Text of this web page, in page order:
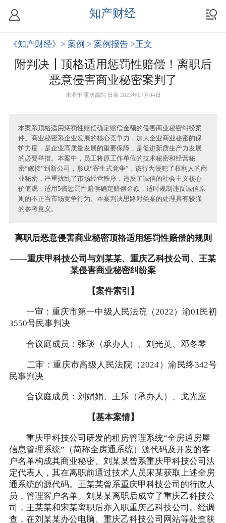
知产财经
《知产财经》 > 案例 > 案例报告 >正文
附判决┃顶格适用惩罚性赔偿！离职后
恶意侵害商业秘密案判了
来源于 重庆高院 日期 2025年07月04日
本案系顶格适用惩罚性赔偿确定赔偿金额的侵害商业秘密纠纷案
件。商业秘密系企业发展的核心竞争力，加大企业商业秘密的保
护力度，是企业高质量发展的重要保障，是促进新质生产力发展
的必要举措。本案中，员工将原工作单位的技术秘密和经营秘
密“嫁接”到新公司，形成“寄生式竞争”，该行为侵犯了权利人的商
业秘密，严重扰乱了市场经营秩序，违反了诚信的社会主义核心
价值观，适用5倍惩罚性赔偿确定赔偿金额，适时规制违反诚信原
则的不正当市场竞争行为。本案判决思路对类案的处理具有较强
的参考意义。
离职后恶意侵害商业秘密顶格适用惩罚性赔偿的规则
——重庆甲科技公司与刘某某、重庆乙科技公司、王某
某侵害商业秘密纠纷案
【案件索引】
一审：重庆市第一中级人民法院（2022）渝01民初
3550号民事判决
合议庭成员：张琰（承办人）、刘光英、邓冬琴
二审：重庆市高级人民法院（2024）渝民终342号
民事判决
合议庭成员：刘娟娟、王乐（承办人）、戈光应
【基本案情】
重庆甲科技公司研发的租房管理系统“全房通房屋
信息管理系统”（简称全房通系统）源代码及开发的客
户名单构成其商业秘密。刘某某曾系重庆甲科技公司法
定代表人，其在离职前通过技术人员宋某获取上述全房
通系统的源代码。王某某曾系重庆甲科技公司的行政人
员，管理客户名单。刘某某离职后成立了重庆乙科技公
司，王某某和宋某离职后亦入职重庆乙科技公司。经调
查，在刘某某办公电脑、重庆乙科技公司网站等处查获